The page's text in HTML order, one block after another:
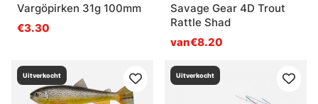
Vargöpirken 31g 100mm
€3.30
Savage Gear 4D Trout
Rattle Shad
van€8.20
Uitverkocht Uitverkocht